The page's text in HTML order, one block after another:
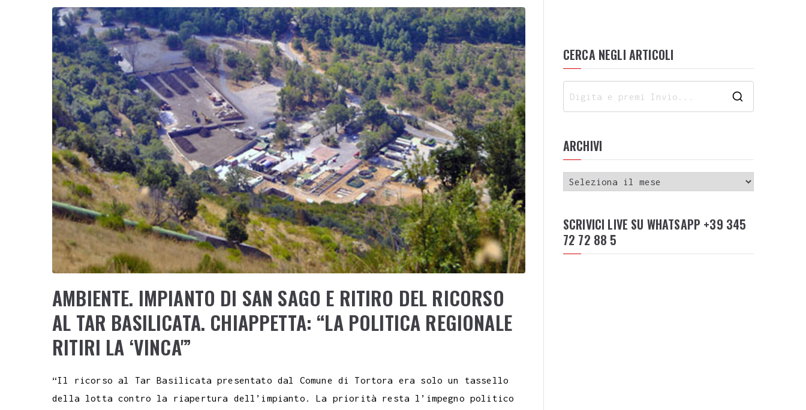
AMBIENTE. IMPIANTO DI SAN SAGO E RITIRO DEL RICORSO
AL TAR BASILICATA. CHIAPPETTA: “LA POLITICA REGIONALE
RITIRI LA ‘VINCA'”
“Il ricorso al Tar Basilicata presentato dal Comune di Tortora era solo un tassello
della lotta contro la riapertura dell’impianto. La priorità resta l’impegno politico
CERCA NEGLI ARTICOLI
ARCHIVI
SCRIVICI LIVE SU WHATSAPP +39 345
72 72 88 5